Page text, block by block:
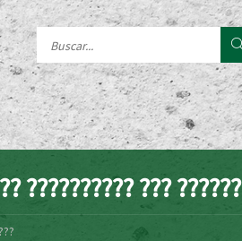
?????????? ??? ??????